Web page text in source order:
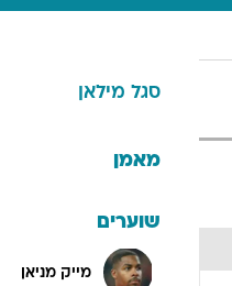
תכנית היורו
דעות ופרשנויות
סגל מילאן
מאמן
שוערים
מייק מניאן